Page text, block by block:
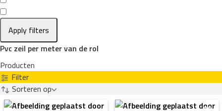
Apply filters
Pvc zeil per meter van de rol
Producten
Filter
Sorteren op